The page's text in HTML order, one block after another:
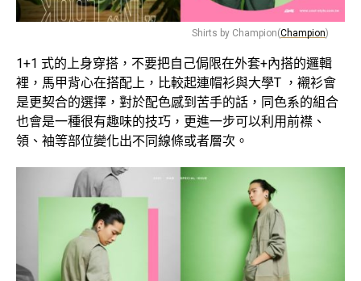
Shirts by Champion(Champion)
1+1 式的上身穿搭，不要把自己侷限在外套+內搭的邏輯
裡，馬甲背心在搭配上，比較起連帽衫與大學T ，襯衫會
是更契合的選擇，對於配色感到苦手的話，同色系的組合
也會是一種很有趣味的技巧，更進一步可以利用前襟、
領、袖等部位變化出不同線條或者層次。